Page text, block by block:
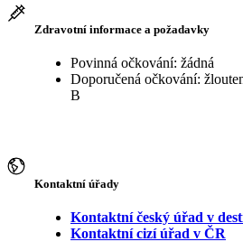
Zdravotní informace a požadavky
Povinná očkování: žádná
Doporučená očkování:
B
Kontaktní úřady
Kontaktní český úřad v
Kontaktní cizí úřad v ČR